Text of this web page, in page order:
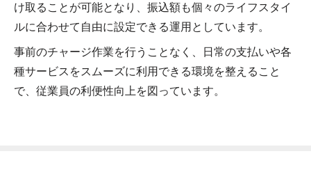
け取ることが可能となり、振込額も個々のライフスタイ
ルに合わせて自由に設定できる運用としています。
事前のチャージ作業を行うことなく、日常の支払いや各
種サービスをスムーズに利用できる環境を整えること
で、従業員の利便性向上を図っています。